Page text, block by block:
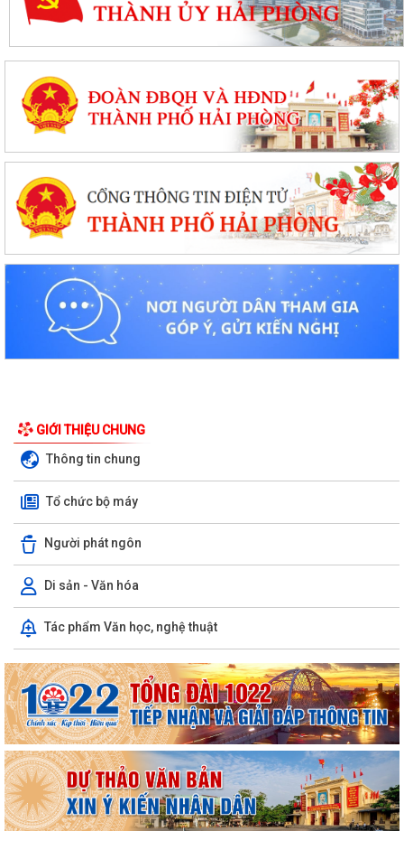
GIỚI THIỆU CHUNG
Thông tin chung
Tổ chức bộ máy
Người phát ngôn
Di sản - Văn hóa
Tác phẩm Văn học, nghệ thuật
Kiến tạo “Thế” quốc gia: Bước chuyển của tư duy đối ngoại Việt Nam
trong kỷ nguyên mới
PHÁT HUY GIÁ TRỊ CÁC DI TÍCH VĂN HÓA TRONG KỶ NGUYÊN MỚI Ở
PHƯỜNG TRẦN NHÂN TÔNG, THÀNH PHỐ HẢI...
Phường Trần Nhân Tông tham dự hội nghị trực tuyến báo cáo viên
thành phố tháng 7/2026
Lãnh đạo phường kiểm tra các trạm bơm, hồ đập sau mưa lớn